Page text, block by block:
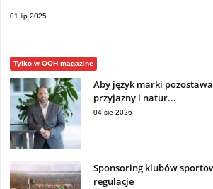
01 lip 2025
Tylko w OOH magazine
Aby język marki
przyjazny i natur...
04 sie 2026
Sponsoring klubów
regulacje